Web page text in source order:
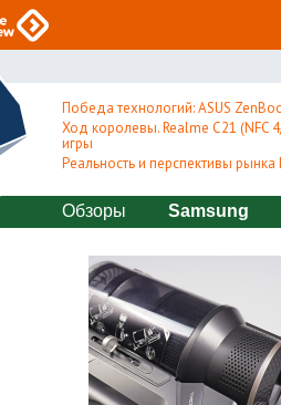
Победа технологий: ASUS
Ход королевы. Realme C21 (NFC
игры
Реальность и перспективы
Обзоры Samsung